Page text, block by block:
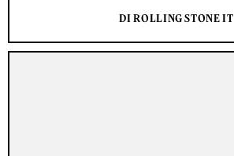
DI ROLLING STONE IT